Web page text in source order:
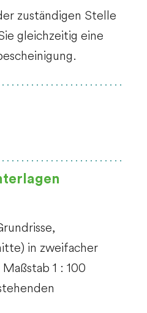
zuständigen Stelle
gleichzeitig eine
in zweifacher
1 : 100